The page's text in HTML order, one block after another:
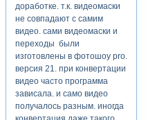
доработке. т.к. видеомаски
не совпадают с самим
видео. сами видеомаски и
переходы были
изготовлены в фотошоу pro.
версия 21. при конвертации
видео часто программа
зависала. и само видео
получалось разным. иногда